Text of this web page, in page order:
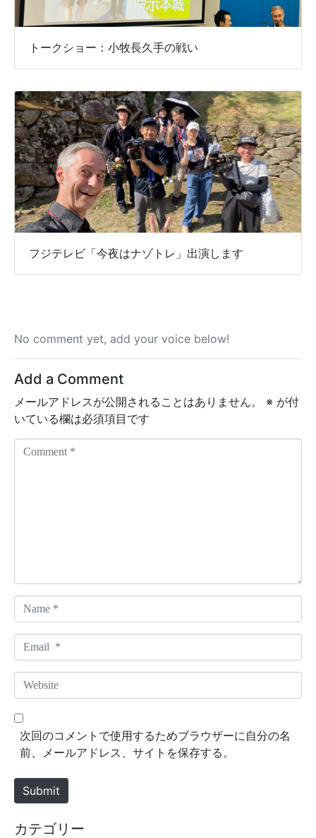
トークショー：小牧長久手の戦い
フジテレビ「今夜はナゾトレ」出演します
No comment yet, add your voice below!
Add a Comment
メールアドレスが公開されることはありません。 ※ が付
いている欄は必須項目です
a
m
*
m
a
*
W
e
b
e
次回のコメントで使用するためブラウザーに自分の名
前、メールアドレス、サイトを保存する。
Submit
カテゴリー